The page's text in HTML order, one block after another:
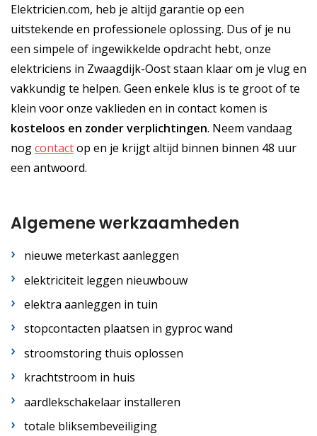
Elektricien.com, heb je altijd garantie op een
uitstekende en professionele oplossing. Dus of je nu
een simpele of ingewikkelde opdracht hebt, onze
elektriciens in Zwaagdijk-Oost staan klaar om je vlug en
vakkundig te helpen. Geen enkele klus is te groot of te
klein voor onze vaklieden en in contact komen is
kosteloos en zonder verplichtingen. Neem vandaag
nogcontactop en je krijgt altijd binnen binnen 48 uur
een antwoord.
Algemene werkzaamheden
nieuwe meterkast aanleggen
elektriciteit leggen nieuwbouw
elektra aanleggen in tuin
stopcontacten plaatsen in gyproc wand
stroomstoring thuis oplossen
krachtstroom in huis
aardlekschakelaar installeren
totale bliksembeveiliging